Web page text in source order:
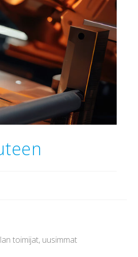
toimijat, uusimmat